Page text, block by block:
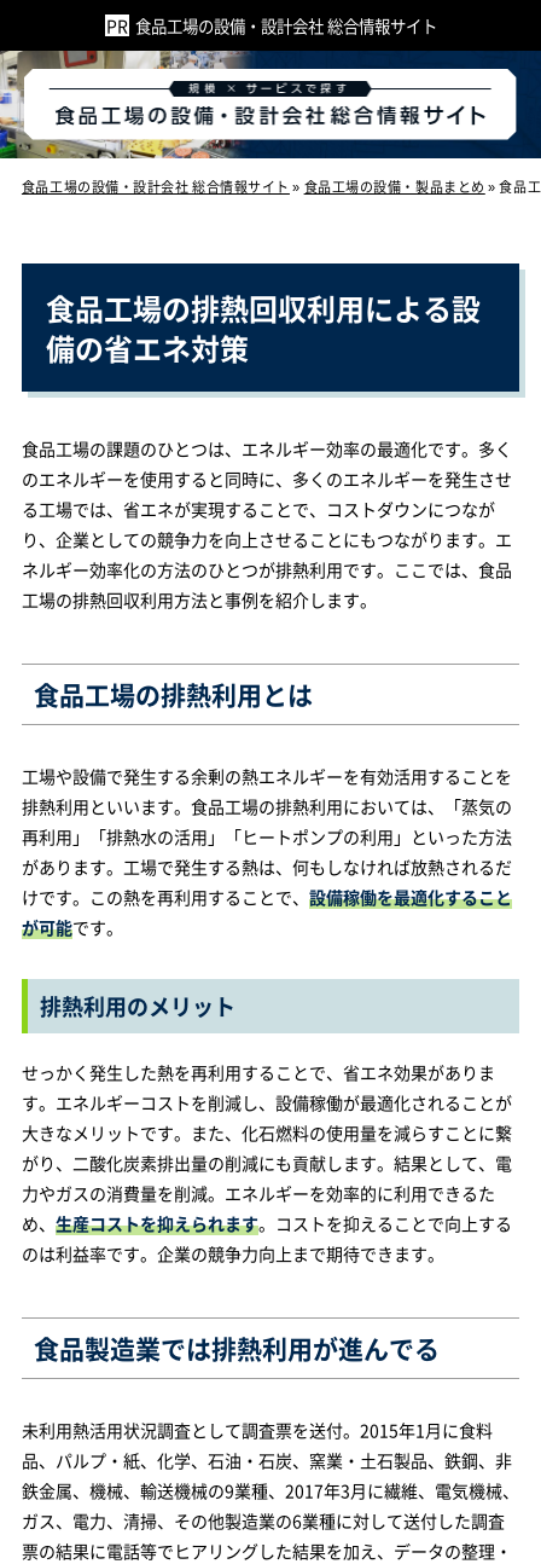
食品工場の設備・設計会社 総合情報サイト
食品工場の設備・設計会社 総合情報サイト » 食品工場の設備・製品まとめ »食品
食品工場の排熱回収利用による設
備の省エネ対策
食品工場の課題のひとつは、エネルギー効率の最適化です。多く
のエネルギーを使用すると同時に、多くのエネルギーを発生させ
る工場では、省エネが実現することで、コストダウンにつなが
り、企業としての競争力を向上させることにもつながります。エ
ネルギー効率化の方法のひとつが排熱利用です。ここでは、食品
工場の排熱回収利用方法と事例を紹介します。
食品工場の排熱利用とは
工場や設備で発生する余剰の熱エネルギーを有効活用することを
排熱利用といいます。食品工場の排熱利用においては、「蒸気の
再利用」「排熱水の活用」「ヒートポンプの利用」といった方法
があります。工場で発生する熱は、何もしなければ放熱されるだ
けです。この熱を再利用することで、 設備稼働を最適化すること
が可能です。
排熱利用のメリット
せっかく発生した熱を再利用することで、省エネ効果がありま
す。エネルギーコストを削減し、設備稼働が最適化されることが
大きなメリットです。また、化石燃料の使用量を減らすことに繋
がり、二酸化炭素排出量の削減にも貢献します。結果として、電
力やガスの消費量を削減。エネルギーを効率的に利用できるた
め、 生産コストを抑えられます。コストを抑えることで向上する
のは利益率です。企業の競争力向上まで期待できます。
食品製造業では排熱利用が進んでる
未利用熱活用状況調査として調査票を送付。2015年1月に食料
品、パルプ・紙、化学、石油・石炭、窯業・土石製品、鉄鋼、非
鉄金属、機械、輸送機械の9業種、2017年3月に繊維、電気機械、
ガス、電力、清掃、その他製造業の6業種に対して送付した調査
票の結果に電話等でヒアリングした結果を加え、データの整理・